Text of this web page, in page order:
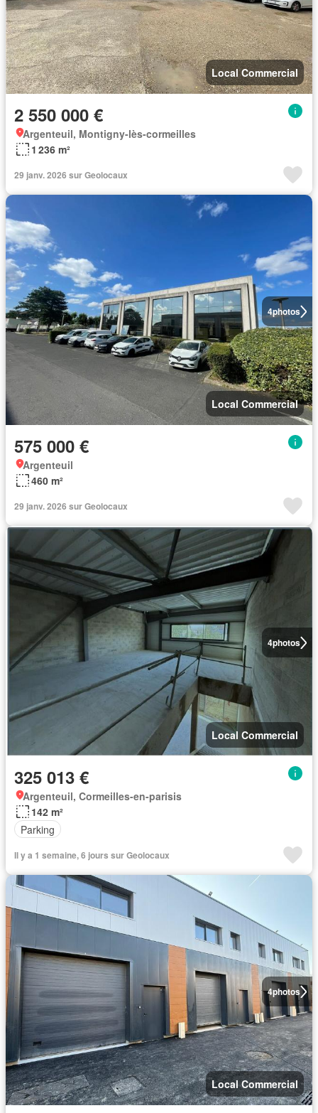
Local Commercial
2 550 000 €
Argenteuil, Montigny-lès-cormeilles
1 236 m²
29 janv. 2026 sur Geolocaux
4photos
Local Commercial
575 000 €
Argenteuil
460 m²
29 janv. 2026 sur Geolocaux
4photos
Local Commercial
325 013 €
Argenteuil, Cormeilles-en-parisis
142 m²
Parking
Il y a 1 semaine, 6 jours sur Geolocaux
4photos
Local Commercial